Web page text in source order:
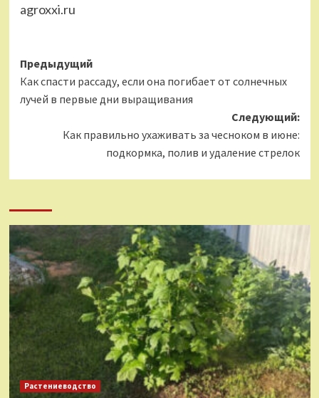
agroxxi.ru
Навигация
записи
Предыдущий
Как спасти рассаду, если она погибает от солнечных
лучей в первые дни выращивания
Следующий:
Как правильно ухаживать за чесноком в июне:
подкормка, полив и удаление стрелок
Растениеводство